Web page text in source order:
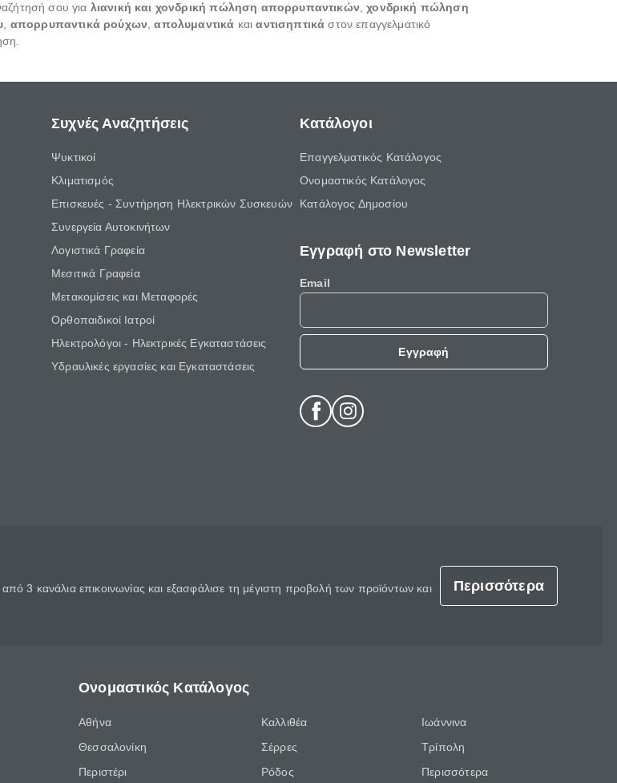
σου για λιανική και χονδρική πώληση απορρυπαντικών ,χονδρική πώληση
απορρυπαντικά ρούχων ,απολυμαντικά καιαντισηπτικά στον επαγγελματικό
Συχνές Αναζητήσεις
Ψυκτικοί
Κλιματισμός
Επισκευές - Συντήρηση Ηλεκτρικών Συσκευών
Συνεργεία Αυτοκινήτων
Λογιστικά Γραφεία
Μεσιτικά Γραφεία
Μετακομίσεις και Μεταφορές
Ορθοπαιδικοί Ιατροί
Ηλεκτρολόγοι - Ηλεκτρικές Εγκαταστάσεις
Υδραυλικές εργασίες και Εγκαταστάσεις
Κατάλογοι
Επαγγελματικός Κατάλογος
Ονομαστικός Κατάλογος
Κατάλογος Δημοσίου
Εγγραφή στο Newsletter
Email
Εγγραφή
3 κανάλια επικοινωνίας και εξασφάλισε τη μέγιστη προβολή των προϊόντων και
Περισσότερα
Ονομαστικός Κατάλογος
Αθήνα
Θεσσαλονίκη
Περιστέρι
Καλλιθέα
Σέρρες
Ρόδος
Ιωάννινα
Τρίπολη
Περισσότερα